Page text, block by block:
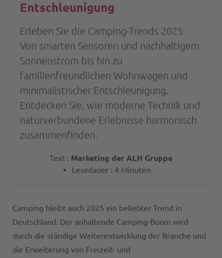
Entschleunigung
Erleben Sie die Camping-Trends 2025:
Von smarten Sensoren und nachhaltigem
Sonnenstrom bis hin zu
familienfreundlichen Wohnwagen und
minimalistischer Entschleunigung.
Entdecken Sie, wie moderne Technik und
naturverbundene Erlebnisse harmonisch
zusammenfinden.
Text : Marketing der ALH Gruppe
Lesedauer : 4 Minuten
Camping bleibt auch 2025 ein beliebter Trend in
Deutschland. Der anhaltende Camping-Boom wird
durch die ständige Weiterentwicklung der Branche und
die Erweiterung von Freizeit- und